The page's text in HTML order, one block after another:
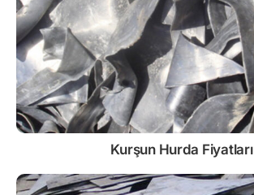
Kurşun Hurda Fiyatları